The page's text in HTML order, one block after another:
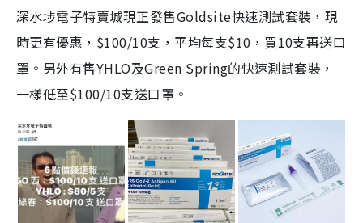
深水埗電子特賣城現正發售Goldsite快速測試套裝，現
時更有優惠，$100/10支，平均每支$10，買10支再送口
罩。另外有售YHLO及Green Spring的快速測試套裝，
一樣低至$100/10支送口罩。